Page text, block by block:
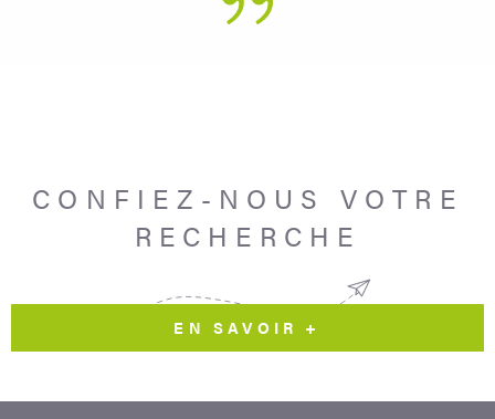
CONFIEZ-NOUS VOTRE
RECHERCHE
EN SAVOIR +